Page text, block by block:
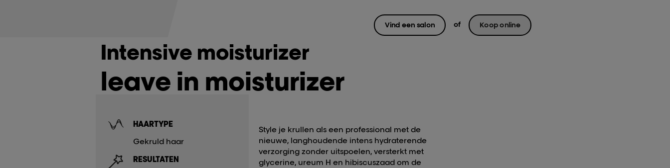
Vind een salon of Koop online
Intensive moisturizer
leave in moisturizer
HAARTYPE
Gekruld haar
RESULTATEN
Style je krullen als een professional met de
nieuwe, langhoudende intens hydraterende
verzorging zonder uitspoelen, versterkt met
glycerine, ureum H en hibiscuszaad om de